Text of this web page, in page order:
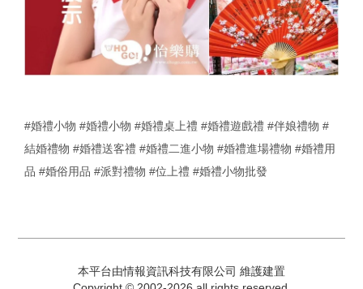
#婚禮小物 #婚禮小物 #婚禮桌上禮 #婚禮遊戲禮 #伴娘禮物 #
結婚禮物 #婚禮送客禮 #婚禮二進小物 #婚禮進場禮物 #婚禮用
品 #婚俗用品 #派對禮物 #位上禮 #婚禮小物批發
本平台由情報資訊科技有限公司 維護建置